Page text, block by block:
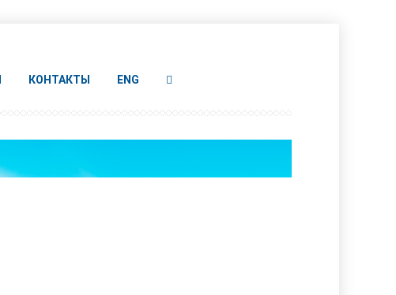
КОНТАКТЫ ENG